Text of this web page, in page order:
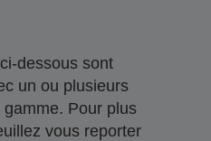
dessous sont
un ou plusieurs
Pour plus
vous reporter